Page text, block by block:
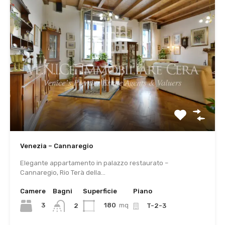
Venezia – Cannaregio
Elegante appartamento in palazzo restaurato –
Cannaregio, Rio Terà della…
Camere
3
Bagni
2
Superficie
180 mq
Piano
T-2-3